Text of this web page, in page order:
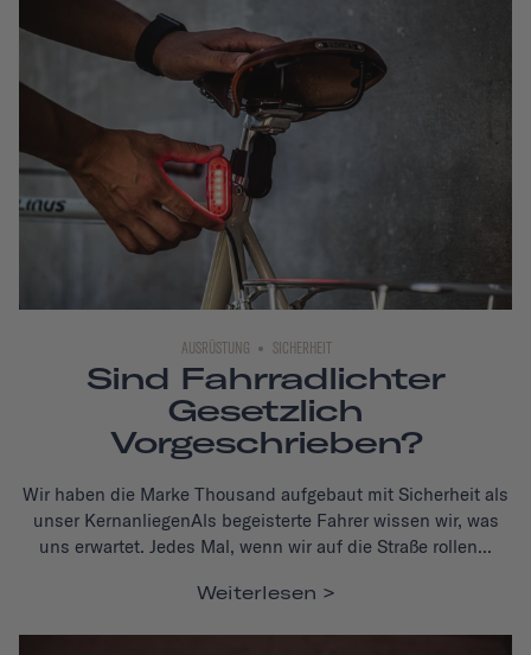
AUSRÜSTUNG SICHERHEIT
Sind Fahrradlichter
Gesetzlich
Vorgeschrieben?
Wir haben die Marke Thousand aufgebaut mit Sicherheit als
unser KernanliegenAls begeisterte Fahrer wissen wir, was
uns erwartet. Jedes Mal, wenn wir auf die Straße rollen...
Weiterlesen